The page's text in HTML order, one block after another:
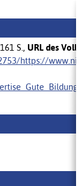
S., URL des
https://